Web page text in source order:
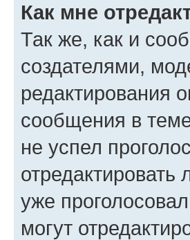
Как мне
Так же, как и
создателями,
редактирования
сообщения в
не успел
отредактировать
уже
могут